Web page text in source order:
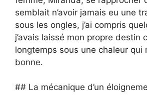
semblait n’avoir jamais eu une
sous les ongles, j’ai compris
j’avais laissé mon propre destin
longtemps sous une chaleur qui
bonne.
## La mécanique d’un